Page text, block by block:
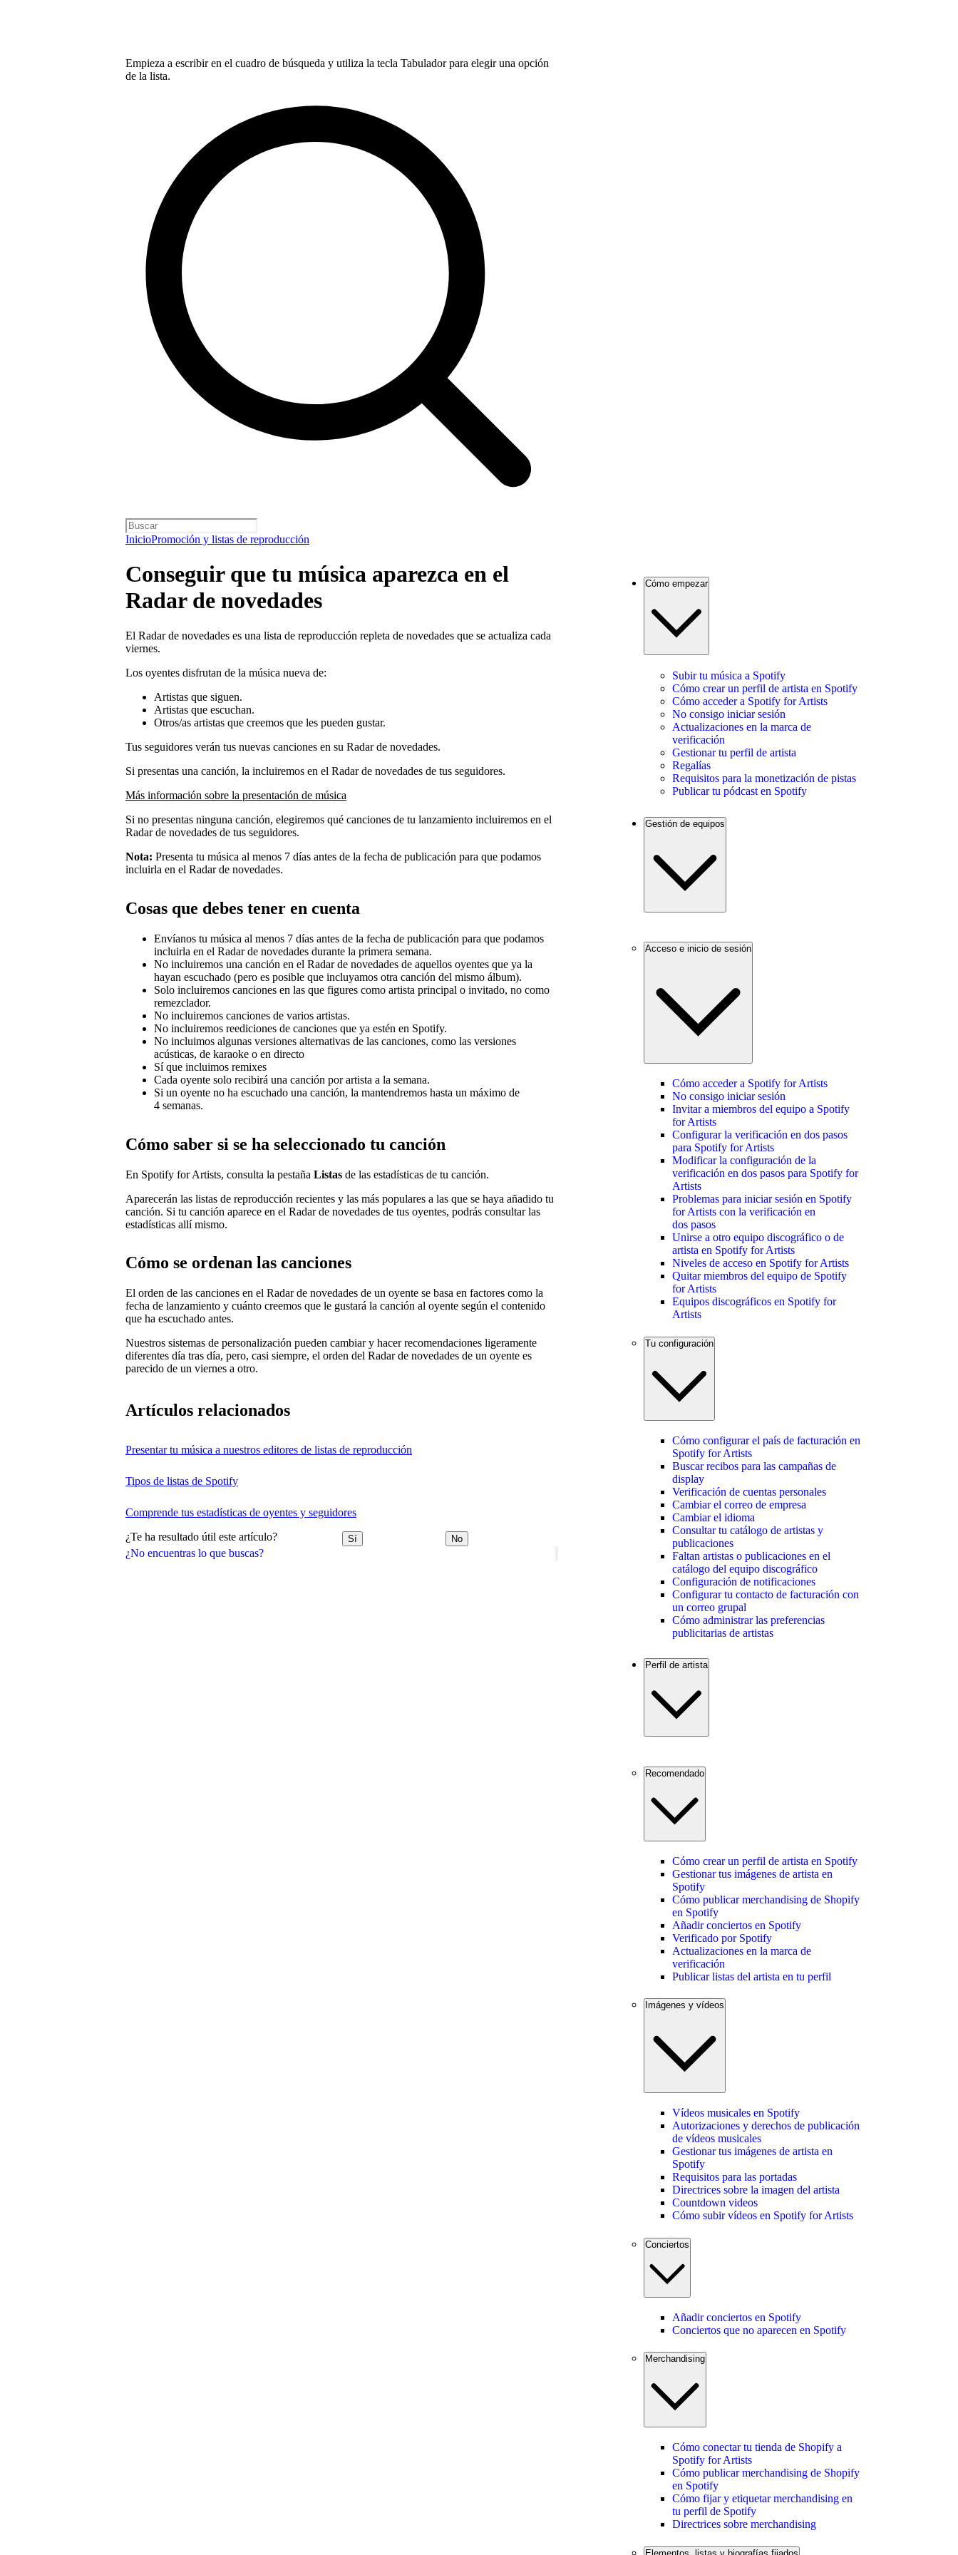
Empieza a escribir en el cuadro de búsqueda y utiliza la tecla Tabulador para elegir una opción
de la lista.
InicioPromoción y listas de reproducción
¿No encuentras lo que buscas?
Conseguir que tu música aparezca en el
Radar de novedades
El Radar de novedades es una lista de reproducción repleta de novedades que se actualiza cada
viernes.
Los oyentes disfrutan de la música nueva de:
Artistas que siguen.
Artistas que escuchan.
Otros/as artistas que creemos que les pueden gustar.
Tus seguidores verán tus nuevas canciones en su Radar de novedades.
Si presentas una canción, la incluiremos en el Radar de novedades de tus seguidores.
Más información sobre la presentación de música
Si no presentas ninguna canción, elegiremos qué canciones de tu lanzamiento incluiremos en el
Radar de novedades de tus seguidores.
Nota: Presenta tu música al menos 7 días antes de la fecha de publicación para que podamos
incluirla en el Radar de novedades.
Cosas que debes tener en cuenta
Envíanos tu música al menos 7 días antes de la fecha de publicación para que podamos
incluirla en el Radar de novedades durante la primera semana.
No incluiremos una canción en el Radar de novedades de aquellos oyentes que ya la
hayan escuchado (pero es posible que incluyamos otra canción del mismo álbum).
Solo incluiremos canciones en las que figures como artista principal o invitado, no como
remezclador.
No incluiremos canciones de varios artistas.
No incluiremos reediciones de canciones que ya estén en Spotify.
No incluimos algunas versiones alternativas de las canciones, como las versiones
acústicas, de karaoke o en directo
Sí que incluimos remixes
Cada oyente solo recibirá una canción por artista a la semana.
Si un oyente no ha escuchado una canción, la mantendremos hasta un máximo de
4 semanas.
Cómo saber si se ha seleccionado tu canción
En Spotify for Artists, consulta la pestaña Listas de las estadísticas de tu canción.
Aparecerán las listas de reproducción recientes y las más populares a las que se haya añadido tu
canción. Si tu canción aparece en el Radar de novedades de tus oyentes, podrás consultar las
estadísticas allí mismo.
Cómo se ordenan las canciones
El orden de las canciones en el Radar de novedades de un oyente se basa en factores como la
fecha de lanzamiento y cuánto creemos que le gustará la canción al oyente según el contenido
que ha escuchado antes.
Nuestros sistemas de personalización pueden cambiar y hacer recomendaciones ligeramente
diferentes día tras día, pero, casi siempre, el orden del Radar de novedades de un oyente es
parecido de un viernes a otro.
Artículos relacionados
Presentar tu música a nuestros editores de listas de reproducción
Tipos de listas de Spotify
Comprende tus estadísticas de oyentes y seguidores
¿Te ha resultado útil este artículo? Sí No
Cómo empezar
Subir tu música a Spotify
Cómo crear un perfil de artista en Spotify
Cómo acceder a Spotify for Artists
No consigo iniciar sesión
Actualizaciones en la marca de
verificación
Gestionar tu perfil de artista
Regalías
Requisitos para la monetización de pistas
Publicar tu pódcast en Spotify
Gestión de equipos
Acceso e inicio de sesión
Cómo acceder a Spotify for Artists
No consigo iniciar sesión
Invitar a miembros del equipo a Spotify
for Artists
Configurar la verificación en dos pasos
para Spotify for Artists
Modificar la configuración de la
verificación en dos pasos para Spotify for
Artists
Problemas para iniciar sesión en Spotify
for Artists con la verificación en
dos pasos
Unirse a otro equipo discográfico o de
artista en Spotify for Artists
Niveles de acceso en Spotify for Artists
Quitar miembros del equipo de Spotify
for Artists
Equipos discográficos en Spotify for
Artists
Tu configuración
Cómo configurar el país de facturación en
Spotify for Artists
Buscar recibos para las campañas de
display
Verificación de cuentas personales
Cambiar el correo de empresa
Cambiar el idioma
Consultar tu catálogo de artistas y
publicaciones
Faltan artistas o publicaciones en el
catálogo del equipo discográfico
Configuración de notificaciones
Configurar tu contacto de facturación con
un correo grupal
Cómo administrar las preferencias
publicitarias de artistas
Perfil de artista
Recomendado
Cómo crear un perfil de artista en Spotify
Gestionar tus imágenes de artista en
Spotify
Cómo publicar merchandising de Shopify
en Spotify
Añadir conciertos en Spotify
Verificado por Spotify
Actualizaciones en la marca de
verificación
Publicar listas del artista en tu perfil
Imágenes y vídeos
Vídeos musicales en Spotify
Autorizaciones y derechos de publicación
de vídeos musicales
Gestionar tus imágenes de artista en
Spotify
Requisitos para las portadas
Directrices sobre la imagen del artista
Countdown videos
Cómo subir vídeos en Spotify for Artists
Conciertos
Añadir conciertos en Spotify
Conciertos que no aparecen en Spotify
Merchandising
Cómo conectar tu tienda de Shopify a
Spotify for Artists
Cómo publicar merchandising de Shopify
en Spotify
Cómo fijar y etiquetar merchandising en
tu perfil de Spotify
Directrices sobre merchandising